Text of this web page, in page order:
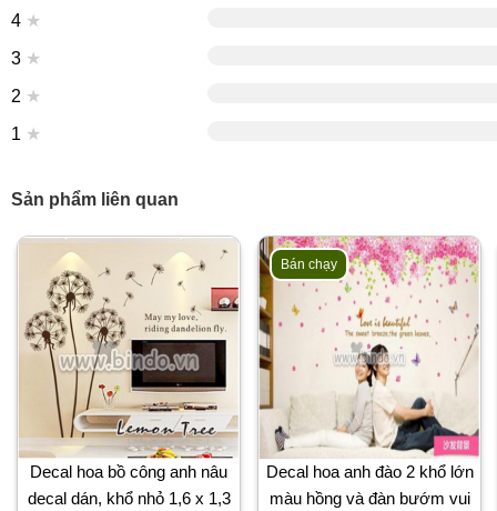
4 ★
3 ★
2 ★
1 ★
Sản phẩm liên quan
Decal hoa bồ công anh nâu
decal dán, khổ nhỏ 1,6 x 1,3
Bán chạy
Decal hoa anh đào 2 khổ lớn
màu hồng và đàn bướm vui